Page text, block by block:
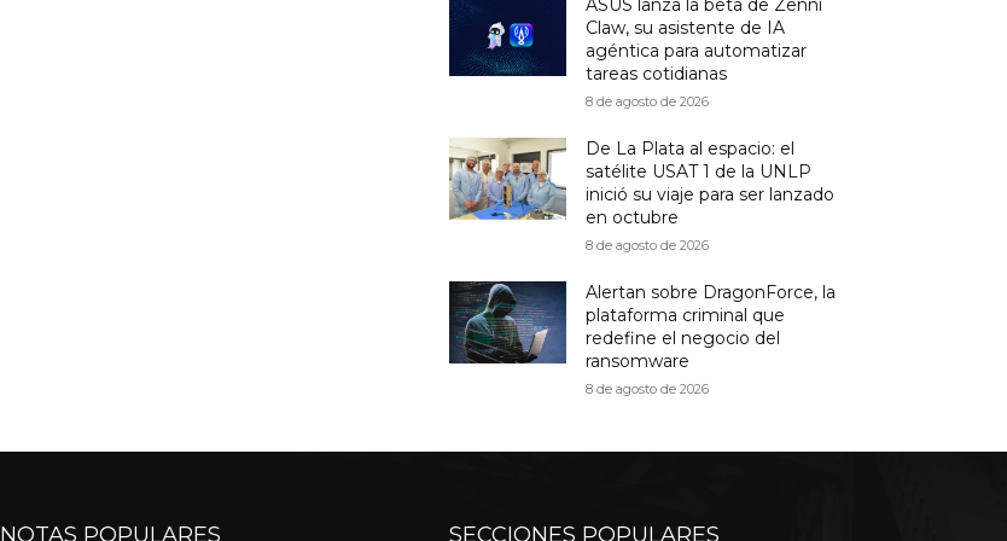
ASUS lanza la beta de Zenni
Claw, su asistente de IA
agéntica para automatizar
tareas cotidianas
8 de agosto de 2026
De La Plata al espacio: el
satélite USAT 1 de la UNLP
inició su viaje para ser lanzado
en octubre
8 de agosto de 2026
Alertan sobre DragonForce, la
plataforma criminal que
redefine el negocio del
ransomware
8 de agosto de 2026
NOTAS POPULARES SECCIONES POPULARES